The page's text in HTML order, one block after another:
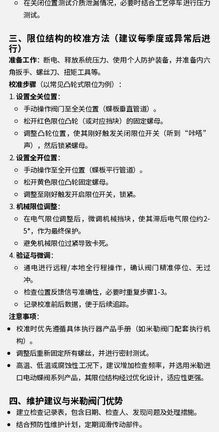
在关闭位置测试介质泄漏情况，必要时结合工艺停车进行压力
测试。
三、限位结构的校准方法（建议每季度或异常后进
行）
准备工作：断电、释放系统压力、使用个人防护装备，并准备内六
角扳手、螺丝刀、扭矩工具等。
校准步骤（以常见凸轮式限位为例）：
设置全关位置：
手动操作阀门至全关位置（蝶板垂直管道）。
松开红色限位凸轮（或对应挡块）的固定螺母。
调整凸轮位置，使其刚好触发关闭限位开关（听到“咔嗒”
声），然后锁紧螺母。
设置全开位置：
手动操作至全开位置（蝶板平行管道）。
松开黄色限位凸轮固定螺母。
调整至刚好触发开启限位开关，锁紧。
机械限位调整：
在电气限位调整后，微调机械挡块，使其滞后电气限位约2-
5°，作为最终保护。
避免机械限位过紧导致卡死。
验证与微调：
通电进行远程/本地全行程操作，确认阀门精准停位、无过
冲。
检查位置反馈信号准确性，必要时重复步骤1-3。
记录校准前后数据，便于后续追踪。
注意事项：
校准时优先遵循具体执行器产品手册（如米勒阀门配套执行机
构）。
调整后重新固定所有螺丝，并进行密封测试。
高温、低温或腐蚀性工况下，建议增加检查频率，并选用米勒进
口电动蝶阀系列产品，其限位结构经过优化设计，适应性更强。
四、维护建议与米勒阀门优势
建立检查记录表，包含日期、检查人、发现问题及处理措施。
结合预防性维护计划，定期润滑传动部件。